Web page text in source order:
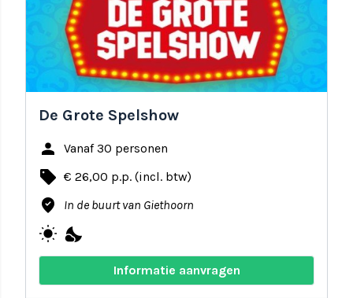
De Grote Spelshow
person Vanaf 30 personen
local_offer € 26,00 p.p. (incl. btw)
where_to_vote In de buurt van Giethoorn
wb_sunny nights_stay
Informatie aanvragen